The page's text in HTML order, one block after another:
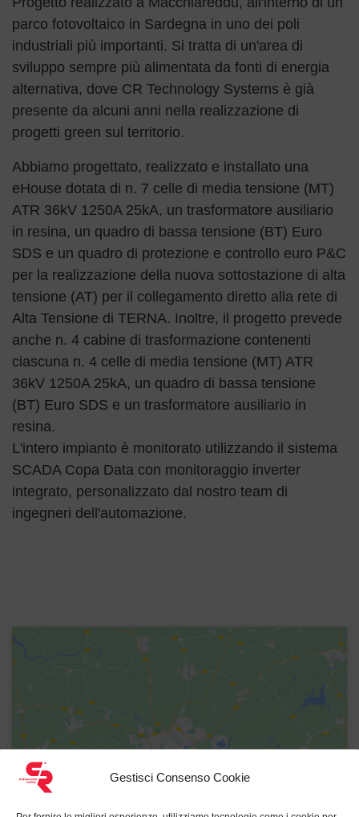
Gestisci Consenso Cookie
parco fotovoltaico in Sardegna in uno dei poli
industriali più importanti. Si tratta di un'area di
sviluppo sempre più alimentata da fonti di energia
alternativa, dove CR Technology Systems è già
presente da alcuni anni nella realizzazione di
progetti green sul territorio.
Abbiamo progettato, realizzato e installato una
eHouse dotata di n. 7 celle di media tensione (MT)
ATR 36kV 1250A 25kA, un trasformatore ausiliario
in resina, un quadro di bassa tensione (BT) Euro
SDS e un quadro di protezione e controllo euro P&C
per la realizzazione della nuova sottostazione di alta
tensione (AT) per il collegamento diretto alla rete di
Alta Tensione di TERNA. Inoltre, il progetto prevede
anche n. 4 cabine di trasformazione contenenti
ciascuna n. 4 celle di media tensione (MT) ATR
36kV 1250A 25kA, un quadro di bassa tensione
(BT) Euro SDS e un trasformatore ausiliario in
resina.
L'intero impianto è monitorato utilizzando il sistema
SCADA Copa Data con monitoraggio inverter
integrato, personalizzato dal nostro team di
ingegneri dell'automazione.